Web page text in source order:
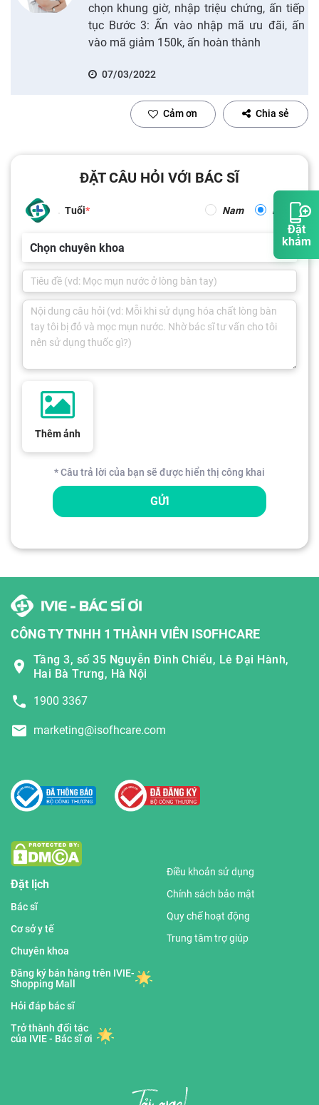
Đặt
khám
chọn khung giờ, nhập triệu chứng, ấn tiếp
tục Bước 3: Ấn vào nhập mã ưu đãi, ấn
vào mã giảm 150k, ấn hoàn thành
07/03/2022
Cảm ơn Chia sẻ
ĐẶT CÂU HỎI VỚI BÁC SĨ
Tuổi Nam Nữ
Chọn chuyên khoa
Thêm ảnh
* Câu trả lời của bạn sẽ được hiển thị công khai
GỬI
CÔNG TY TNHH 1 THÀNH VIÊN ISOFHCARE
Tầng 3, số 35 Nguyễn Đình Chiểu, Lê Đại Hành,
Hai Bà Trưng, Hà Nội
1900 3367
marketing@isofhcare.com
Đặt lịch
Bác sĩ
Cơ sở y tế
Chuyên khoa
Đăng ký bán hàng trên IVIE-
Shopping Mall
Hỏi đáp bác sĩ
Trở thành đối tác
của IVIE - Bác sĩ ơi
Điều khoản sử dụng
Chính sách bảo mật
Quy chế hoạt động
Trung tâm trợ giúp